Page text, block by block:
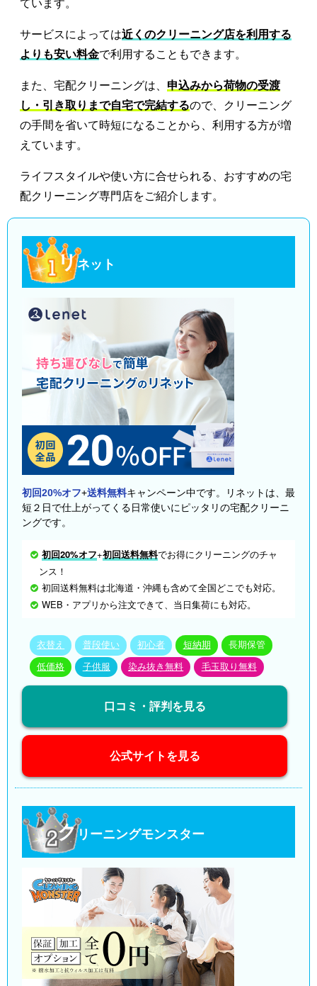
ています。
サービスによっては近くのクリーニング店を利用する
よりも安い料金で利用することもできます。
また、宅配クリーニングは、 申込みから荷物の受渡
し・引き取りまで自宅で完結するので、クリーニング
の手間を省いて時短になることから、利用する方が増
えています。
ライフスタイルや使い方に合せられる、おすすめの宅
配クリーニング専門店をご紹介します。
リネット
初回20%オフ+送料無料キャンペーン中です。リネットは、最
短２日で仕上がってくる日常使いにピッタリの宅配クリーニ
ングです。
初回20%オフ+初回送料無料でお得にクリーニングのチャ
ンス！
初回送料無料は北海道・沖縄も含めて全国どこでも対応。
WEB・アプリから注文できて、当日集荷にも対応。
衣替え 普段使い 初心者 短納期 長期保管
低価格 子供服 染み抜き無料 毛玉取り無料
口コミ・評判を見る
公式サイトを見る
クリーニングモンスター